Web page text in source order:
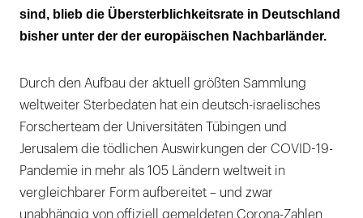
Positiver Ausreißer in Europa ist Dänemark
sind, blieb die Übersterblichkeitsrate in Deutschland
bisher unter der der europäischen Nachbarländer.
Durch den Aufbau der aktuell größten Sammlung
weltweiter Sterbedaten hat ein deutsch-israelisches
Forscherteam der Universitäten Tübingen und
Jerusalem die tödlichen Auswirkungen der COVID-19-
Pandemie in mehr als 105 Ländern weltweit in
vergleichbarer Form aufbereitet – und zwar
unabhängig von offiziell gemeldeten Corona-Zahlen